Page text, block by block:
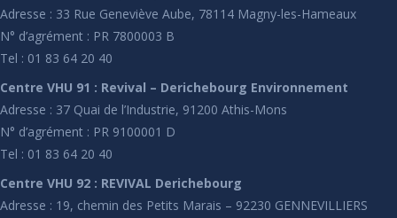
Adresse : 33 Rue Geneviève Aube, 78114 Magny-les-Hameaux
N° d’agrément : PR 7800003 B
Tel : 01 83 64 20 40
Centre VHU 91 : Revival – Derichebourg Environnement
Adresse : 37 Quai de l’Industrie, 91200 Athis-Mons
N° d’agrément : PR 9100001 D
Tel : 01 83 64 20 40
Centre VHU 92 : REVIVAL Derichebourg
Adresse : 19, chemin des Petits Marais – 92230 GENNEVILLIERS